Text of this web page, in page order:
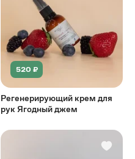
520 ₽
Регенерирующий крем для
рук Ягодный джем